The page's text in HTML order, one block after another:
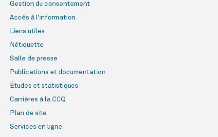
Gestion du consentement
Accès à l'information
Liens utiles
Nétiquette
Salle de presse
Publications et documentation
Études et statistiques
Carrières à la CCQ
Plan de site
Services en ligne